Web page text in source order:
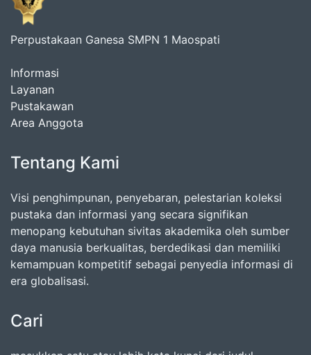
Perpustakaan Ganesa SMPN 1 Maospati
Informasi
Layanan
Pustakawan
Area Anggota
Tentang Kami
Visi penghimpunan, penyebaran, pelestarian koleksi
pustaka dan informasi yang secara signifikan
menopang kebutuhan sivitas akademika oleh sumber
daya manusia berkualitas, berdedikasi dan memiliki
kemampuan kompetitif sebagai penyedia informasi di
era globalisasi.
Cari